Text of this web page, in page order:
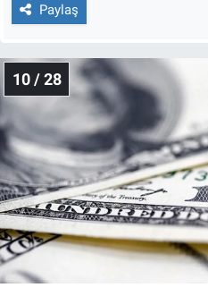
Paylaş
10 / 28